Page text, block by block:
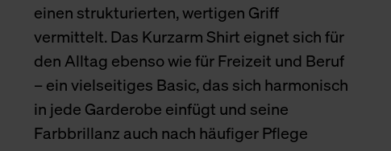
einen strukturierten, wertigen Griff
vermittelt. Das Kurzarm Shirt eignet sich für
den Alltag ebenso wie für Freizeit und Beruf
– ein vielseitiges Basic, das sich harmonisch
in jede Garderobe einfügt und seine
Farbbrillanz auch nach häufiger Pflege